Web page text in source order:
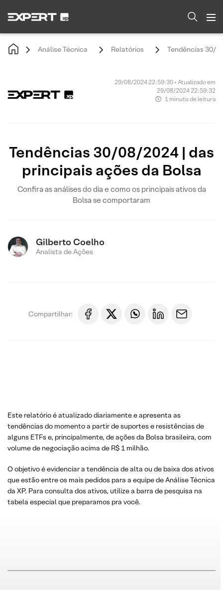
Análise Técnica Relatórios Tendências 30/
29/08/2024 22:59:30 • Atualizado em
29/08/2024 22:59:32
1 minuto de leitura
Tendências 30/08/2024 | das
principais ações da Bolsa
Confira as análises do dia e como os principais ativos da
Bolsa se comportaram
Gilberto Coelho
Analista de Ações
Compartilhar:
Este relatório é atualizado diariamente e apresenta as
tendências do momento a partir de suportes e resistências de
alguns ETFs e, principalmente, de ações da Bolsa brasileira, com
volume de negociação acima de R$ 1 milhão.
O objetivo é evidenciar a tendência de alta ou de baixa dos ativos
que estão entre os mais pedidos para a equipe de Análise Técnica
da XP. Para consulta dos ativos, utilize a barra de pesquisa na
tabela especial que preparamos pra você.